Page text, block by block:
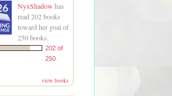
NyxShadow has
read 202 books
toward her goal of
250 books.
202 of
250
view books